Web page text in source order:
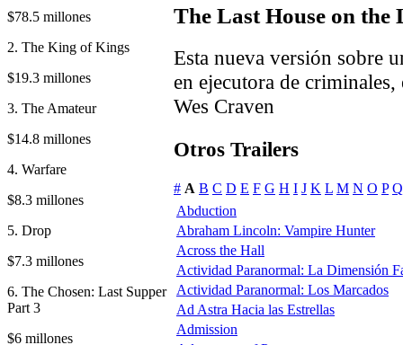
$78.5 millones
2. The King of Kings
$19.3 millones
3. The Amateur
$14.8 millones
4. Warfare
$8.3 millones
5. Drop
$7.3 millones
6. The Chosen: Last Supper
Part 3
$6 millones
The Last House on the
Esta nueva versión sobre
en ejecutora de
Wes Craven
Otros Trailers
# A B C D E F G H I J K L M N O P Q
Abduction
Abraham Lincoln: Vampire Hunter
Across the Hall
Actividad Paranormal: La Dimensión
Actividad Paranormal: Los Marcados
Ad Astra Hacia las Estrellas
Admission